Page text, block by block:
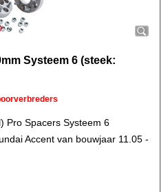
Systeem 6 (steek:
Pro Spacers Systeem 6
Accent van bouwjaar 11.05 -